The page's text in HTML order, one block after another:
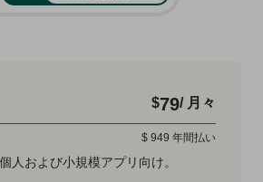
$79/ 月々
$ 949 年間払い
人および小規模アプリ向け。